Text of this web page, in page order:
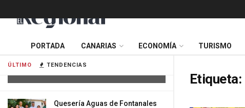
ÚLTIMO TENDENCIAS
impactar su vehículo contra una
Quesería Aguas de Fontanales
PORTADA CANARIAS ECONOMÍA TURISMO
Etiqueta: